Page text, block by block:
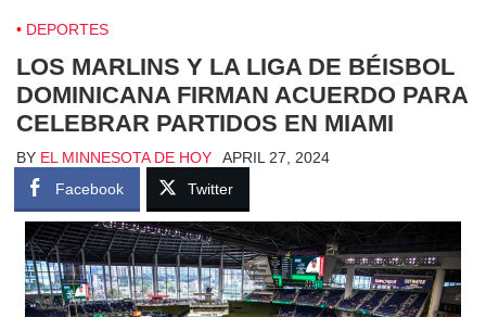
DEPORTES
LOS MARLINS Y LA LIGA DE BÉISBOL
DOMINICANA FIRMAN ACUERDO PARA
CELEBRAR PARTIDOS EN MIAMI
BY EL MINNESOTA DE HOY
APRIL 27, 2024
Facebook
Twitter